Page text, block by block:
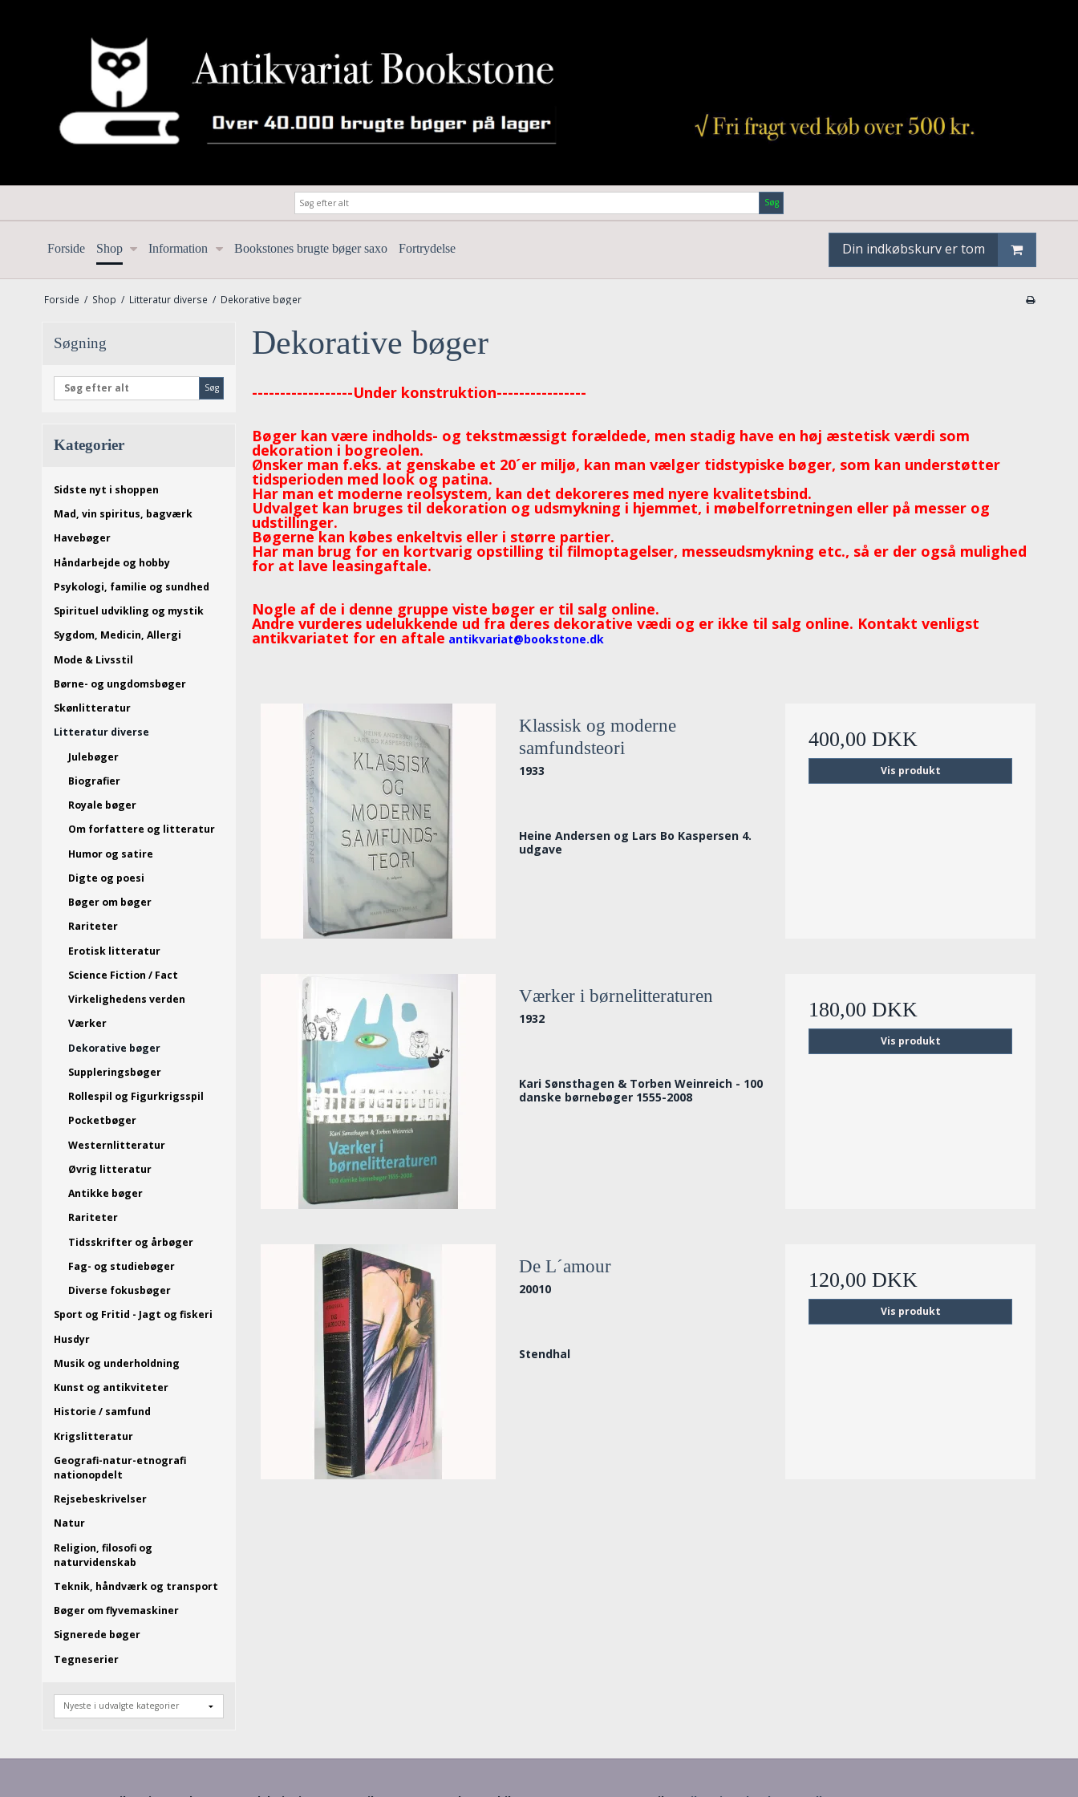
Søg
Forside Shop Information Bookstones brugte bøger saxo Fortrydelse Din indkøbskurv er tom
Forside / Shop / Litteratur diverse / Dekorative bøger
Søgning
Søg
Kategorier
Sidste nyt i shoppen
Mad, vin spiritus, bagværk
Havebøger
Håndarbejde og hobby
Psykologi, familie og sundhed
Spirituel udvikling og mystik
Sygdom, Medicin, Allergi
Mode & Livsstil
Børne- og ungdomsbøger
Skønlitteratur
Litteratur diverse
Julebøger
Biografier
Royale bøger
Om forfattere og litteratur
Humor og satire
Digte og poesi
Bøger om bøger
Rariteter
Erotisk litteratur
Science Fiction / Fact
Virkelighedens verden
Værker
Dekorative bøger
Suppleringsbøger
Rollespil og Figurkrigsspil
Pocketbøger
Westernlitteratur
Øvrig litteratur
Antikke bøger
Rariteter
Tidsskrifter og årbøger
Fag- og studiebøger
Diverse fokusbøger
Sport og Fritid - Jagt og fiskeri
Husdyr
Musik og underholdning
Kunst og antikviteter
Historie / samfund
Krigslitteratur
Geografi-natur-etnografi
nationopdelt
Rejsebeskrivelser
Natur
Religion, filosofi og
naturvidenskab
Teknik, håndværk og transport
Bøger om flyvemaskiner
Signerede bøger
Tegneserier
Dekorative bøger
------------------Under konstruktion----------------
Bøger kan være indholds- og tekstmæssigt forældede, men stadig have en høj æstetisk værdi som
dekoration i bogreolen.
Ønsker man f.eks. at genskabe et 20´er miljø, kan man vælger tidstypiske bøger, som kan understøtter
tidsperioden med look og patina.
Har man et moderne reolsystem, kan det dekoreres med nyere kvalitetsbind.
Udvalget kan bruges til dekoration og udsmykning i hjemmet, i møbelforretningen eller på messer og
udstillinger.
Bøgerne kan købes enkeltvis eller i større partier.
Har man brug for en kortvarig opstilling til filmoptagelser, messeudsmykning etc., så er der også mulighed
for at lave leasingaftale.
Nogle af de i denne gruppe viste bøger er til salg online.
Andre vurderes udelukkende ud fra deres dekorative vædi og er ikke til salg online. Kontakt venligst
antikvariatet for en aftale antikvariat@bookstone.dk
Klassisk og moderne
samfundsteori
1933
Heine Andersen og Lars Bo Kaspersen 4.
udgave
400,00 DKK
Vis produkt
Værker i børnelitteraturen
1932
Kari Sønsthagen & Torben Weinreich - 100
danske børnebøger 1555-2008
180,00 DKK
Vis produkt
De L´amour
20010
Stendhal
120,00 DKK
Vis produkt